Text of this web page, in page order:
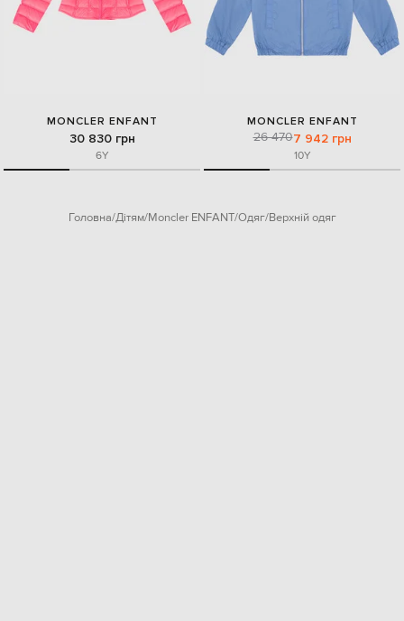
MONCLER ENFANT
30 830 грн
6Y
MONCLER ENFANT
26 4707 942 грн
10Y
Головна Дітям Moncler ENFANT Одяг Верхній одяг